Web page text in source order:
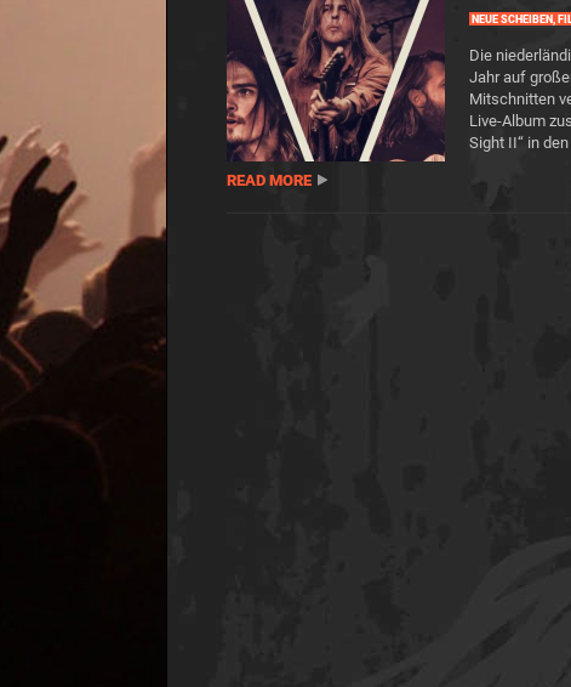
NEUE SCHEIBEN,
Die
Jahr auf
Mitschnitten
Live-Album
Sight II“ in
READ MORE